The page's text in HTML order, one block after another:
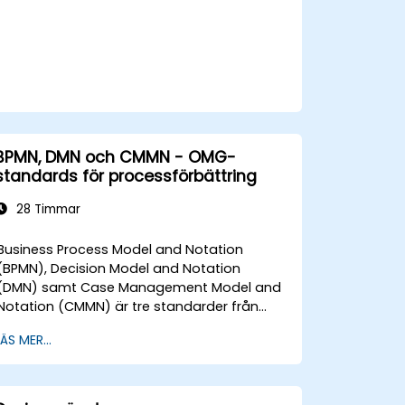
DMN och CMMN - OMG-
för processförbättring
28 Timmar
Process Model and Notation
Decision Model and Notation
samt Case Management Model and
(CMMN) är tre standarder från
av processer, beslut och
Denna kurs ger en introduktion till
tre standarderna och informerar om
vi bör använda vilken.
MER...